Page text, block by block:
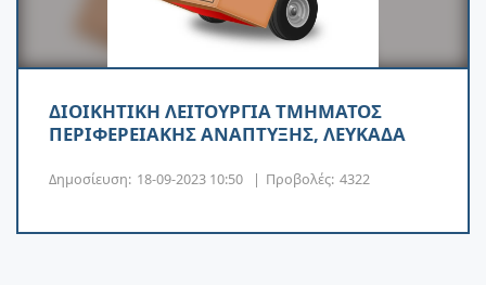
ΔΙΟΙΚΗΤΙΚΗ ΛΕΙΤΟΥΡΓΙΑ ΤΜΗΜΑΤΟΣ
ΠΕΡΙΦΕΡΕΙΑΚΗΣ ΑΝΑΠΤΥΞΗΣ, ΛΕΥΚΑΔΑ
Δημοσίευση: 18-09-2023 10:50 | Προβολές: 4322